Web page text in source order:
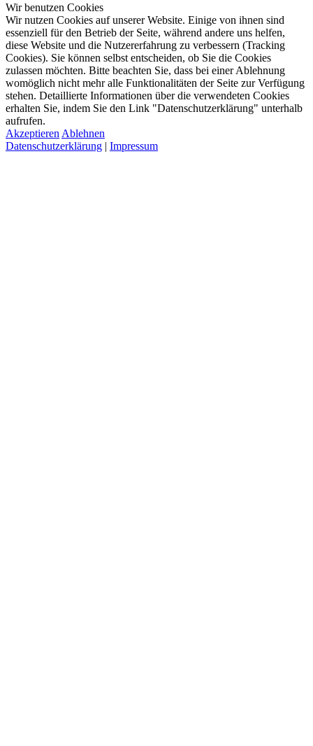
Wir benutzen Cookies
Wir nutzen Cookies auf unserer Website. Einige von ihnen sind
essenziell für den Betrieb der Seite, während andere uns helfen,
diese Website und die Nutzererfahrung zu verbessern (Tracking
Cookies). Sie können selbst entscheiden, ob Sie die Cookies
zulassen möchten. Bitte beachten Sie, dass bei einer Ablehnung
womöglich nicht mehr alle Funktionalitäten der Seite zur Verfügung
stehen. Detaillierte Informationen über die verwendeten Cookies
erhalten Sie, indem Sie den Link "Datenschutzerklärung" unterhalb
aufrufen.
Akzeptieren Ablehnen
Datenschutzerklärung | Impressum